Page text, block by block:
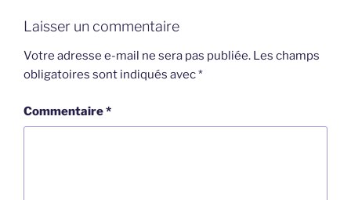
Laisser un commentaire
Votre adresse e-mail ne sera pas publiée. Les champs
obligatoires sont indiqués avec*
Commentaire*